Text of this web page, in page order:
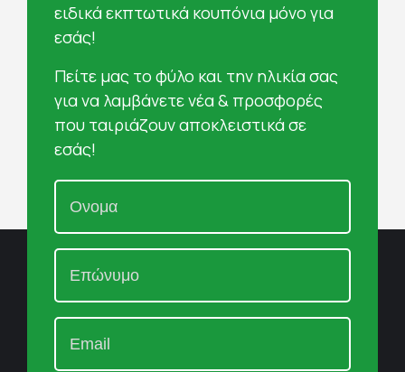
ειδικά εκπτωτικά κουπόνια μόνο για
εσάς!
Πείτε μας το φύλο και την ηλικία σας
για να λαμβάνετε νέα & προσφορές
που ταιριάζουν αποκλειστικά σε
εσάς!